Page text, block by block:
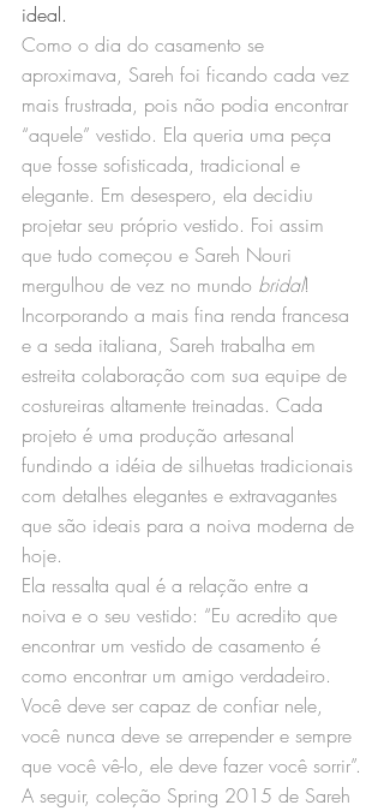
ideal.
Como o dia do casamento se
aproximava, Sareh foi ficando cada vez
mais frustrada, pois não podia encontrar
“aquele” vestido. Ela queria uma peça
que fosse sofisticada, tradicional e
elegante. Em desespero, ela decidiu
projetar seu próprio vestido. Foi assim
que tudo começou e Sareh Nouri
mergulhou de vez no mundo bridal!
Incorporando a mais fina renda francesa
e a seda italiana, Sareh trabalha em
estreita colaboração com sua equipe de
costureiras altamente treinadas. Cada
projeto é uma produção artesanal
fundindo a idéia de silhuetas tradicionais
com detalhes elegantes e extravagantes
que são ideais para a noiva moderna de
hoje.
Ela ressalta qual é a relação entre a
noiva e o seu vestido: “Eu acredito que
encontrar um vestido de casamento é
como encontrar um amigo verdadeiro.
Você deve ser capaz de confiar nele,
você nunca deve se arrepender e sempre
que você vê-lo, ele deve fazer você sorrir”.
A seguir, coleção Spring 2015 de Sareh